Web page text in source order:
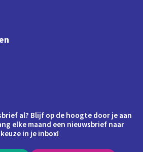
al? Blijf op de hoogte door je aan
elke maand een nieuwsbrief naar
keuze in je inbox!